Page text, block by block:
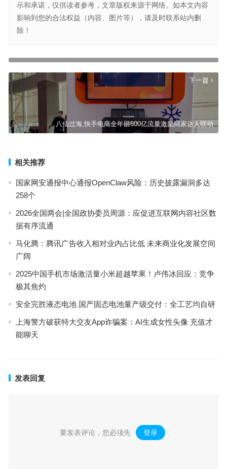
示和承诺，仅供读者参考，文章版权来源于网络。如本文内容
影响到您的合法权益（内容、图片等），请及时联系站内删
除！
下一篇
八仙过海,快手电商全年砸600亿流量激励商家达人联动
相关推荐
国家网安通报中心通报OpenClaw风险：历史披露漏洞多达
258个
2026全国两会|全国政协委员周源：应促进互联网内容社区数
据有序流通
马化腾：腾讯广告收入相对业内占比低 未来商业化发展空间
广阔
2025中国手机市场激活量小米超越苹果！卢伟冰回应：竞争
极其焦灼
安全完胜液态电池 国产固态电池量产级交付：全工艺均自研
上海警方破获特大交友App诈骗案：AI生成女性头像 充值才
能聊天
发表回复
要发表评论，您必须先 登录 。